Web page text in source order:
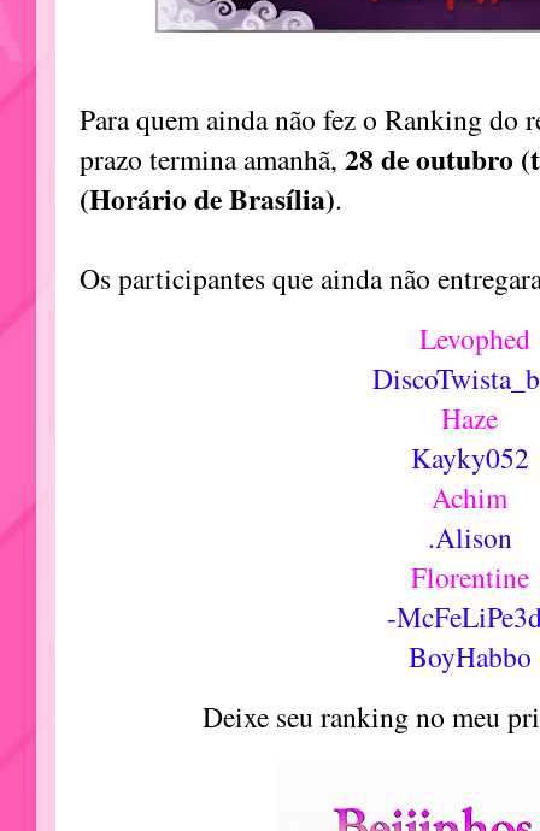
Para quem ainda não fez o Ranking do
prazo termina amanhã, 28 de outubro
(Horário de Brasília).
Os participantes que ainda não
Levophed
Haze
Kayky052
Achim
.Alison
Florentine
-
BoyHabbo
Deixe seu ranking no meu